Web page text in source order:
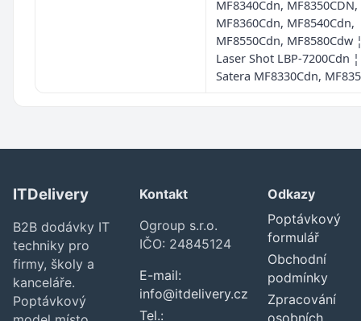
MF8340Cdn, MF8350CDN,
MF8360Cdn, MF8540Cdn,
MF8550Cdn, MF8580Cdw
Laser Shot LBP-7200Cdn
Satera MF8330Cdn,
ITDelivery
B2B dodávky IT
techniky pro
firmy, školy a
kanceláře.
Poptávkový
Kontakt
Ogroup s.r.o.
IČO: 24845124
E-mail:
info@itdelivery.cz
Tel.:
Odkazy
Poptávkový
formulář
Obchodní
podmínky
Zpracování